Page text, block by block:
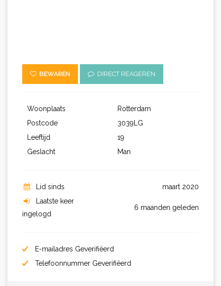
BEWAREN DIRECT REAGEREN
Woonplaats
Rotterdam
Postcode
3039LG
Leeftijd
19
Geslacht
Man
Lid sinds
maart 2020
Laatste keer
ingelogd
6 maanden geleden
E-mailadres Geverifiëerd
Telefoonnummer Geverifiëerd